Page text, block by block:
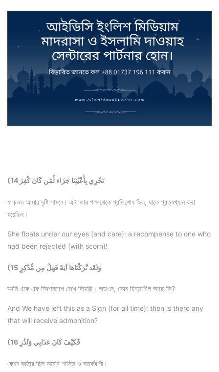
(14 تَجْرِي بِأَعْيُنِنَا جَزَاء لِّمَن كَانَ كُفِرَ
যা চলত আমার দৃষ্টি সামনে। এটা তার পক্ষ থেকে প্রতিশোধ ছিল, যাকে প্রত্যখ্যান করা
হয়েছিল।
She floats under our eyes (and care): a recompense to one who
had been rejected (with scorn)!
(15 وَلَقَد تَّرَكْنَاهَا آيَةً فَهَلْ مِن مُّدَّكِرٍ
আমি একে এক নিদর্শনরূপে রেখে দিয়েছি। অতএব, কোন চিন্তাশীল আছে কি?
And We have left this as a Sign (for all time): then is there any
that will receive admonition?
(16 فَكَيْفَ كَانَ عَذَابِي وَنُذُرِ
কেমন কঠোর ছিল আমার শাস্তি ও সতর্কবাণী।